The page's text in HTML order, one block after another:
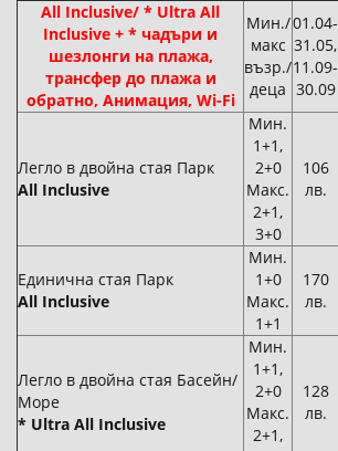
All Inclusive/ * Ultra All
Inclusive + * чадъри и
шезлонги на плажа,
трансфер до плажа и
обратно, Анимация, Wi-Fi
Мин./
макс
възр./
деца
01.04-
31.05,
11.09-
30.09
Легло в двойна стая Парк
All Inclusive
Мин.
1+1,
2+0
Макс.
2+1,
3+0
106
лв.
Единична стая Парк
All Inclusive
Мин.
1+0
Макс.
1+1
170
лв.
Легло в двойна стая Басейн/
Море
* Ultra All Inclusive
Мин.
1+1,
2+0
Макс.
2+1,
128
лв.